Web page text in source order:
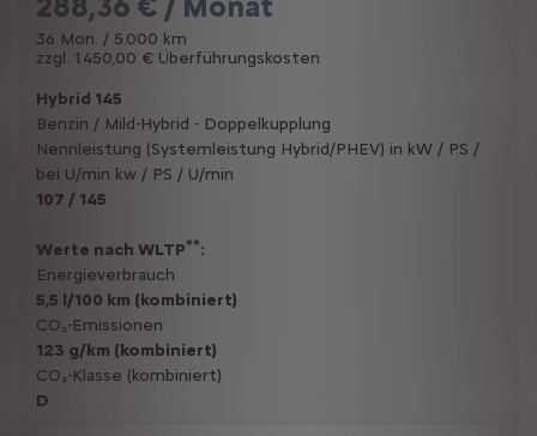
36 Mon. / 5.000 km
zzgl. 1.450,00 € Überführungskosten
Hybrid 145
Benzin / Mild-Hybrid - Doppelkupplung
Nennleistung (Systemleistung Hybrid/PHEV) in kW / PS /
bei U/min kw / PS / U/min
107 / 145
Werte nach WLTP**:
Energieverbrauch
5,5 l/100 km (kombiniert)
CO₂-Emissionen
123 g/km (kombiniert)
CO₂-Klasse (kombiniert)
D